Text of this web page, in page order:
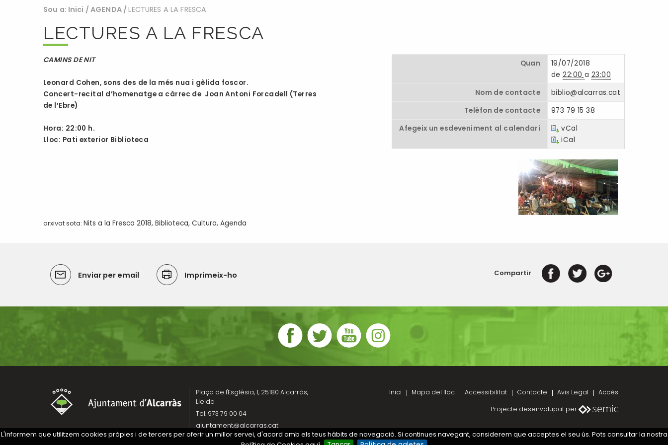
Sou a: Inici /AGENDA /LECTURES A LA FRESCA
LECTURES A LA FRESCA
CAMINS DE NIT
Leonard Cohen, sons des de la més nua i gèlida foscor.
Concert-recital d’homenatge a càrrec de Joan Antoni Forcadell (Terres
de l’Ebre)
Hora: 22:00 h.
Lloc: Pati exterior Biblioteca
Quan
19/07/2018
de22:00 a23:00
Nom de contacte
biblio@alcarras.cat
Telèfon de contacte
973 79 15 38
Afegeix un esdeveniment al calendari
vCal
iCal
arxivat sota: Nits a la Fresca 2018, Biblioteca, Cultura, Agenda
Enviar per email Imprimeix-ho Compartir
Plaça de l'Església, 1, 25180 Alcarràs,
Lleida
Tel. 973 79 00 04
ajuntament@alcarras.cat
Inici Mapa del lloc Accessibilitat Contacte Avis Legal
Accés
Projecte desenvolupat per
L'informem que utilitzem cookies pròpies i de tercers per oferir un millor servei, d'acord amb els teus hàbits de navegació. Si continues navegant, considerem que acceptes el seu ús. Pots consultar la nostra